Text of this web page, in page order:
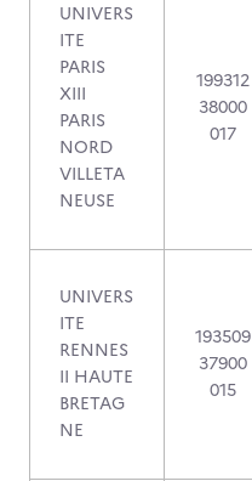
UNIVERS
ITE
PARIS
XIII
PARIS
NORD
VILLETA
NEUSE
199312
38000
017
UNIVERS
ITE
RENNES
II HAUTE
BRETAG
NE
193509
37900
015